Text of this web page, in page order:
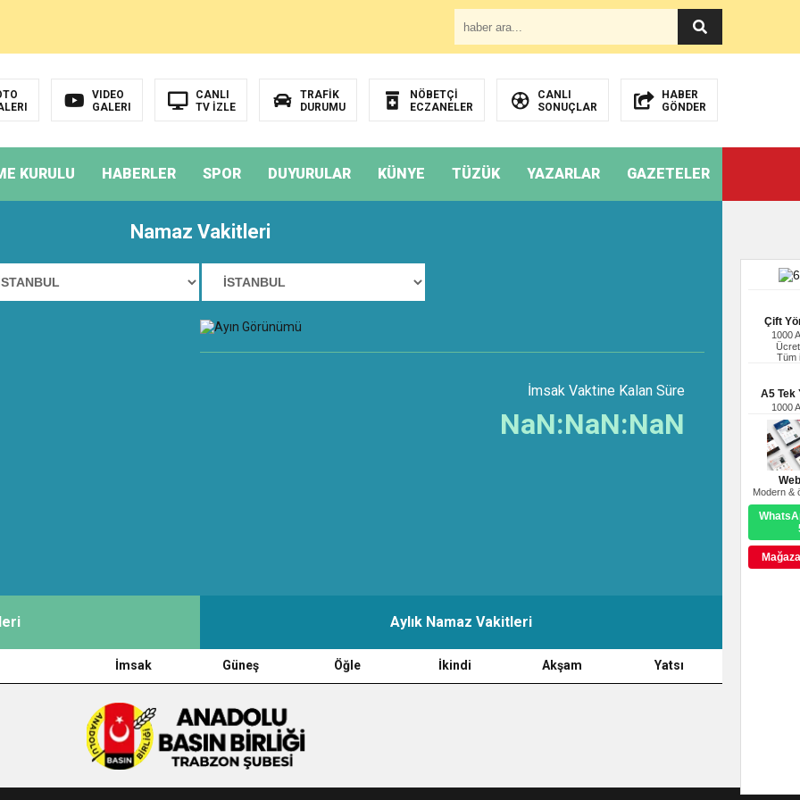
Çift
1000
Tüm
A5 Tek
1000
Modern &
VIDEO
GALERI
CANLI
TV İZLE
TRAFİK
DURUMU
NÖBETÇİ
ECZANELER
CANLI
SONUÇLAR
HABER
GÖNDER
KURULU HABERLER SPOR DUYURULAR KÜNYE TÜZÜK YAZARLAR GAZETELER
Namaz Vakitleri
İmsak Vaktine Kalan Süre
NaN:NaN:NaN
Aylık Namaz Vakitleri
İmsak Güneş Öğle İkindi Akşam Yatsı